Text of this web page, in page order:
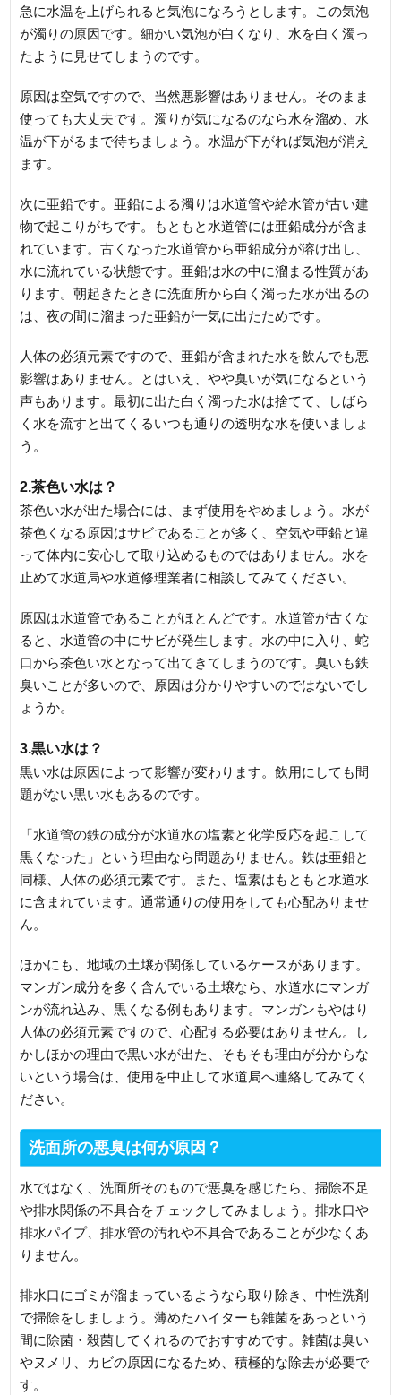
急に水温を上げられると気泡になろうとします。この気泡
が濁りの原因です。細かい気泡が白くなり、水を白く濁っ
たように見せてしまうのです。
原因は空気ですので、当然悪影響はありません。そのまま
使っても大丈夫です。濁りが気になるのなら水を溜め、水
温が下がるまで待ちましょう。水温が下がれば気泡が消え
ます。
次に亜鉛です。亜鉛による濁りは水道管や給水管が古い建
物で起こりがちです。もともと水道管には亜鉛成分が含ま
れています。古くなった水道管から亜鉛成分が溶け出し、
水に流れている状態です。亜鉛は水の中に溜まる性質があ
ります。朝起きたときに洗面所から白く濁った水が出るの
は、夜の間に溜まった亜鉛が一気に出たためです。
人体の必須元素ですので、亜鉛が含まれた水を飲んでも悪
影響はありません。とはいえ、やや臭いが気になるという
声もあります。最初に出た白く濁った水は捨てて、しばら
く水を流すと出てくるいつも通りの透明な水を使いましょ
う。
2.茶色い水は？
茶色い水が出た場合には、まず使用をやめましょう。水が
茶色くなる原因はサビであることが多く、空気や亜鉛と違
って体内に安心して取り込めるものではありません。水を
止めて水道局や水道修理業者に相談してみてください。
原因は水道管であることがほとんどです。水道管が古くな
ると、水道管の中にサビが発生します。水の中に入り、蛇
口から茶色い水となって出てきてしまうのです。臭いも鉄
臭いことが多いので、原因は分かりやすいのではないでし
ょうか。
3.黒い水は？
黒い水は原因によって影響が変わります。飲用にしても問
題がない黒い水もあるのです。
「水道管の鉄の成分が水道水の塩素と化学反応を起こして
黒くなった」という理由なら問題ありません。鉄は亜鉛と
同様、人体の必須元素です。また、塩素はもともと水道水
に含まれています。通常通りの使用をしても心配ありませ
ん。
ほかにも、地域の土壌が関係しているケースがあります。
マンガン成分を多く含んでいる土壌なら、水道水にマンガ
ンが流れ込み、黒くなる例もあります。マンガンもやはり
人体の必須元素ですので、心配する必要はありません。し
かしほかの理由で黒い水が出た、そもそも理由が分からな
いという場合は、使用を中止して水道局へ連絡してみてく
ださい。
洗面所の悪臭は何が原因？
水ではなく、洗面所そのもので悪臭を感じたら、掃除不足
や排水関係の不具合をチェックしてみましょう。排水口や
排水パイプ、排水管の汚れや不具合であることが少なくあ
りません。
排水口にゴミが溜まっているようなら取り除き、中性洗剤
で掃除をしましょう。薄めたハイターも雑菌をあっという
間に除菌・殺菌してくれるのでおすすめです。雑菌は臭い
やヌメリ、カビの原因になるため、積極的な除去が必要で
す。